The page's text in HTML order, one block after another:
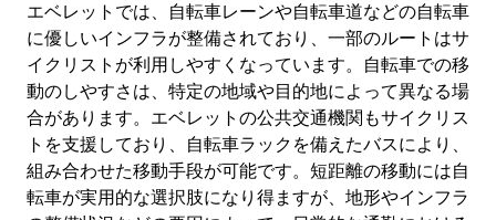
エベレットでは、自転車レーンや自転車道などの自転車
に優しいインフラが整備されており、一部のルートはサ
イクリストが利用しやすくなっています。自転車での移
動のしやすさは、特定の地域や目的地によって異なる場
合があります。エベレットの公共交通機関もサイクリス
トを支援しており、自転車ラックを備えたバスにより、
組み合わせた移動手段が可能です。短距離の移動には自
転車が実用的な選択肢になり得ますが、地形やインフラ